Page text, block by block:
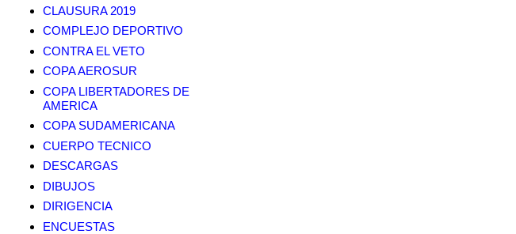
CLAUSURA 2019
COMPLEJO DEPORTIVO
CONTRA EL VETO
COPA AEROSUR
COPA LIBERTADORES DE
AMERICA
COPA SUDAMERICANA
CUERPO TECNICO
DESCARGAS
DIBUJOS
DIRIGENCIA
ENCUESTAS